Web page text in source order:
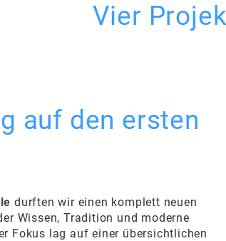
Vier
auf den ersten
durften wir einen komplett neuen
Wissen, Tradition und moderne
Fokus lag auf einer übersichtlichen